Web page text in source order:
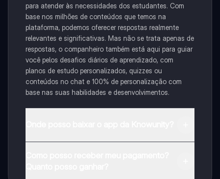
para atender às necessidades dos estudantes. Com
base nos milhões de conteúdos que temos na
plataforma, podemos oferecer respostas realmente
relevantes e significativas. Mas não se trata apenas de
respostas, o companheiro também está aqui para guiar
você pelos desafios diários de aprendizado, com
planos de estudo personalizados, quizzes ou
conteúdos no chat e 100% de personalização com
base nas suas habilidades e desenvolvimentos.